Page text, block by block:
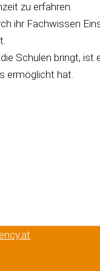
zu erfahren.
ihr Fachwissen
Schulen bringt,
ermöglicht hat.